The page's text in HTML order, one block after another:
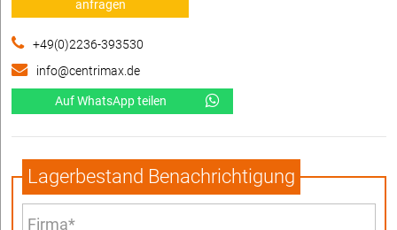
anfragen
+49(0)2236-393530
info@centrimax.de
Auf WhatsApp teilen
Lagerbestand Benachrichtigung